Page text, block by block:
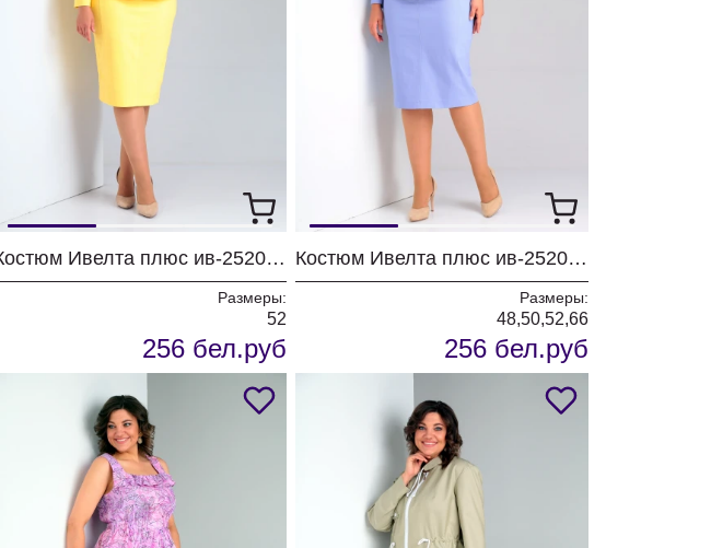
Костюм Ивелта плюс ив-2520 желтый джинс
Размеры:
52
256 бел.руб
Костюм Ивелта плюс ив-2520 голубой джинс
Размеры:
48,50,52,66
256 бел.руб